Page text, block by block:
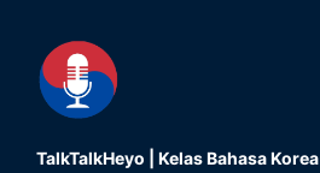
TalkTalkHeyo | Kelas Bahasa Korea